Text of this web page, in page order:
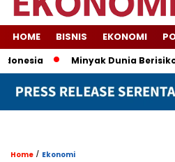
HOME BISNIS EKONOMI
Minyak Dunia Berisiko
Home / Ekonomi